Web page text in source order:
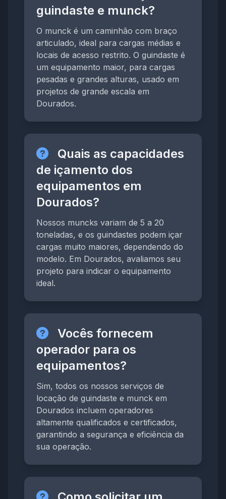
guindaste e munck?
O munck é um caminhão com braço
articulado, ideal para cargas médias e
locais de acesso restrito. O guindaste é
um equipamento maior, para cargas
pesadas e grandes alturas, usado em
projetos de grande escala em
Dourados.
Quais as capacidades
de içamento dos
equipamentos em
Dourados?
Nossos muncks variam de 5 a 20
toneladas, e os guindastes podem içar
cargas muito maiores, dependendo do
modelo. Em Dourados, avaliamos seu
projeto para indicar o equipamento
ideal.
Vocês fornecem
operador para os
equipamentos?
Sim, todos os nossos serviços de
locação de guindaste e munck em
Dourados incluem operadores
altamente qualificados e certificados,
garantindo a segurança e eficiência da
sua operação.